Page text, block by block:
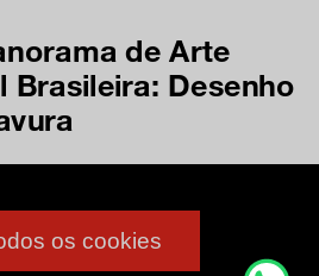
de Arte
Brasileira: Desenho
os cookies